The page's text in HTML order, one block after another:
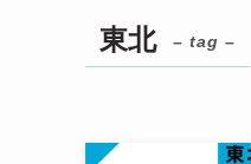
東北 – tag –